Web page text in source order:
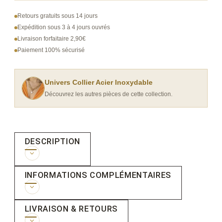
Fin
Perles
Blanches
Nœud
Doré
Pendentif
Retours gratuits sous 14 jours
Expédition sous 3 à 4 jours ouvrés
Livraison forfaitaire 2,90€
Paiement 100% sécurisé
Univers Collier Acier Inoxydable
Découvrez les autres pièces de cette collection.
DESCRIPTION
Collier fin composé d’une chaîne de petites perles
blanches, agrémenté d’un nœud en fil doré et d’un
pendentif perle qui tombe en cascade sur le côté.
Fermoir mousqueton avec chaîne d’extension pour
INFORMATIONS COMPLÉMENTAIRES
Poids 110 g
LIVRAISON & RETOURS